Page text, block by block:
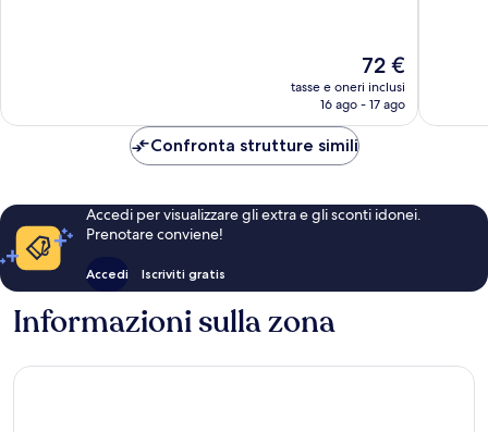
Il
prezzo
attuale
72 €
tasse e oneri inclusi
16 ago - 17 ago
Confronta strutture simili
Accedi per visualizzare gli extra e gli sconti idonei.
Prenotare conviene!
Accedi Iscriviti gratis
Informazioni sulla zona